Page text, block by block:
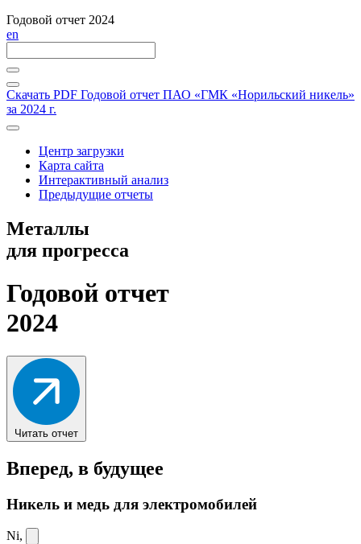
Годовой отчет 2024
en
Скачать PDF Годовой отчет ПАО «ГМК «Норильский никель»
за 2024 г.
Центр загрузки
Карта сайта
Интерактивный анализ
Предыдущие отчеты
Металлы
для прогресса
Годовой отчет
2024
Читать отчет
Вперед, в будущее
Никель и медь для электромобилей
Ni,